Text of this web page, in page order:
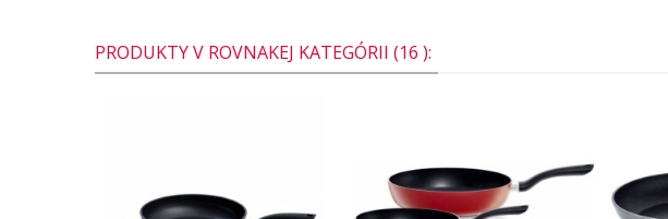
PRODUKTY V ROVNAKEJ KATEGÓRII (16 ):